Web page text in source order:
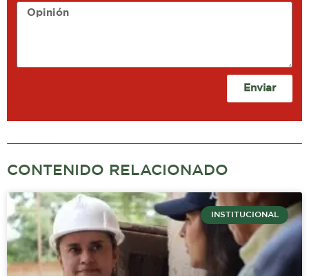
Opinión
Enviar
CONTENIDO RELACIONADO
INSTITUCIONAL